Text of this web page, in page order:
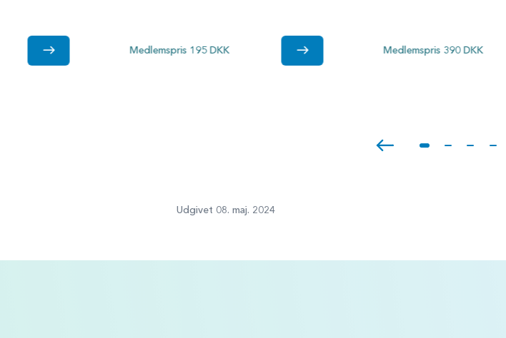
Medlemspris 195 DKK Medlemspris 390 DKK
Udgivet 08. maj. 2024